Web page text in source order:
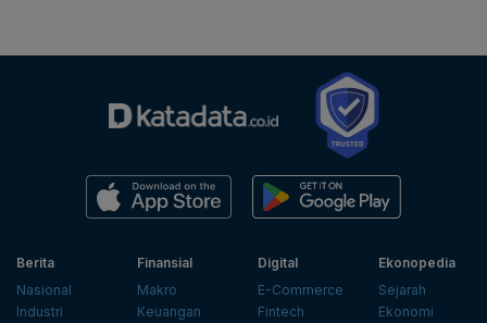
Berita
Nasional
Industri
Finansial
Makro
Keuangan
Digital
E-Commerce
Fintech
Ekonopedia
Sejarah
Ekonomi